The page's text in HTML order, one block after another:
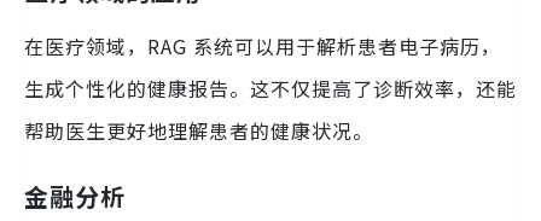
在医疗领域，RAG 系统可以用于解析患者电子病历，
生成个性化的健康报告。这不仅提高了诊断效率，还能
帮助医生更好地理解患者的健康状况。
金融分析